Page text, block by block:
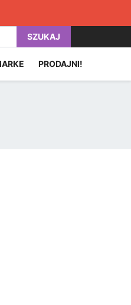
SZUKAJ
PRODAJNI!